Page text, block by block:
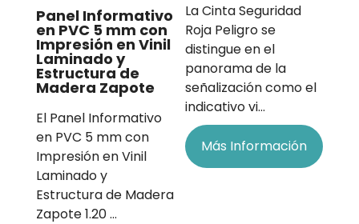
Panel Informativo
en PVC 5 mm con
Impresión en Vinil
Laminado y
Estructura de
Madera Zapote
El Panel Informativo
en PVC 5 mm con
Impresión en Vinil
Laminado y
Estructura de Madera
Zapote 1.20 …
La Cinta Seguridad
Roja Peligro se
distingue en el
panorama de la
señalización como el
indicativo vi…
Más Información